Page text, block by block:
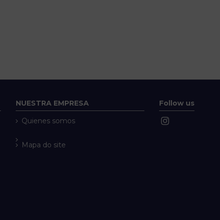
NUESTRA EMPRESA
Quienes somos
Mapa do site
Follow us